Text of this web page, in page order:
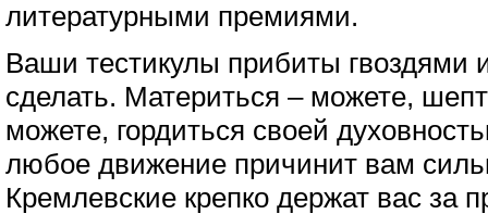
литературными премиями.
Ваши тестикулы прибиты гвоздями
сделать. Материться – можете,
можете, гордиться своей
любое движение причинит вам
Кремлевские крепко держат вас за